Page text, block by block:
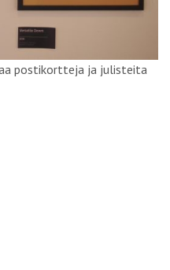
postikortteja ja julisteita